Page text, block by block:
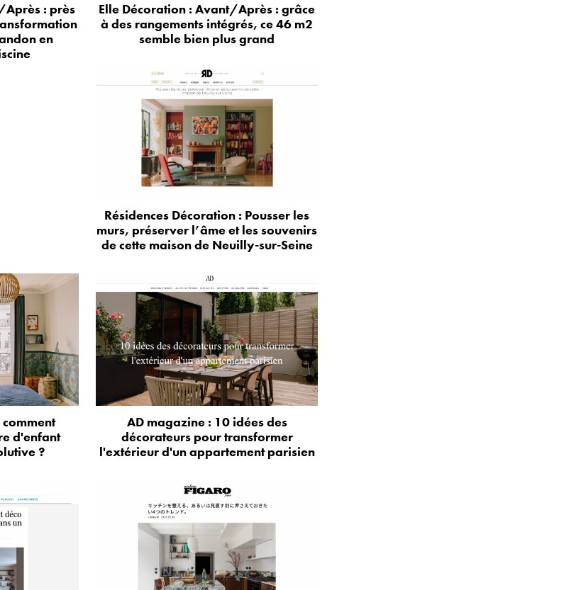
: près
en
Elle Décoration : Avant/Après : grâce
à des rangements intégrés, ce 46 m2
semble bien plus grand
Résidences Décoration : Pousser les
murs, préserver l’âme et les souvenirs
de cette maison de Neuilly-sur-Seine
d'enfant
?
AD magazine : 10 idées des
décorateurs pour transformer
l'extérieur d'un appartement parisien